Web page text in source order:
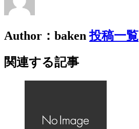
Author：baken投稿一覧
関連する記事